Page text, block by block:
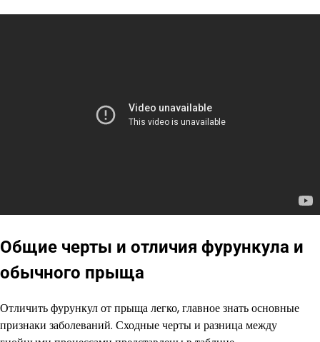
Общие черты и отличия фурункула и
обычного прыща
Отличить фурункул от прыща легко, главное знать основные
признаки заболеваний. Сходные черты и разница между